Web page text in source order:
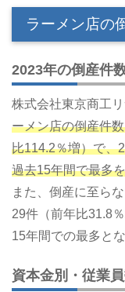
ラーメン店の
2023年の倒産件
株式会社東京商工
ーメン店の倒産件
比114.2％増）で、
過去15年間で最多
また、倒産に至ら
29件（前年比31.8
15年間での最多と
資本金別・従業